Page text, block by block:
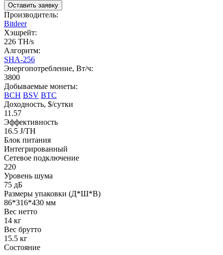
Оставить заявку
Производитель:
Bitdeer
Хэшрейт:
226 TH/s
Алгоритм:
SHA-256
Энергопотребление, Вт/ч:
3800
Добываемые монеты:
BCH BSV BTC
Доходность, $/сутки
11.57
Эффективность
16.5 J/TH
Блок питания
Интегрированный
Сетевое подключение
220
Уровень шума
75 дБ
Размеры упаковки (Д*Ш*В)
86*316*430 мм
Вес нетто
14 кг
Вес брутто
15.5 кг
Состояние